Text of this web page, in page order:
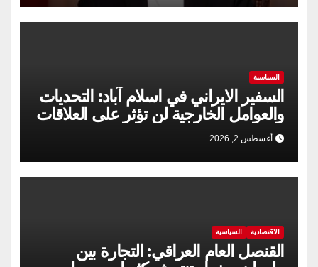
السياسية
السفير الايراني في اسلام آباد: التحديات
والعوامل الخارجية لن تؤثر على العلاقات
الإيرانية الباكستانية
أغسطس 2, 2026
الاقتصادية السياسية
القنصل العام العراقي: التجارة بين